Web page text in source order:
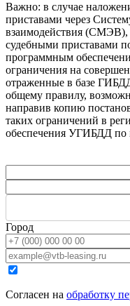
Важно: в случае
приставами через
взаимодействия (СМЭВ),
судебными приставами
программным
ограничения на
отраженные в базе
общему правилу,
направив копию
таких ограничений в
обеспечения УГИБДД по
Город
Согласен на обработку